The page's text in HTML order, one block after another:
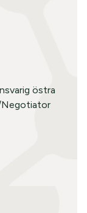
östra
Negotiator